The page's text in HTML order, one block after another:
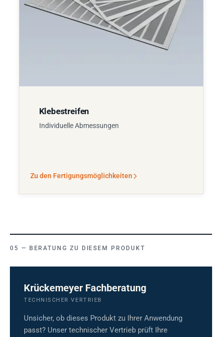
Klebestreifen
Individuelle Abmessungen
Zu den Fertigungsmöglichkeiten
BERATUNG ZU DIESEM PRODUKT
Krückemeyer Fachberatung
TECHNISCHER VERTRIEB
Unsicher, ob dieses Produkt zu Ihrer Anwendung
passt? Unser technischer Vertrieb prüft Ihre